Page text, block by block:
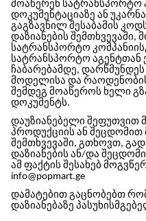
მოაწერენ სატრანსპორტო
დოკუმენტაციაზე ან
გაგზავნილ შესაბამის
დაზიანების
სატრანსპორტო
სატრანსპორტო აგენტთან
ჩაბარებამდე,
მოდელისა და
შემდეგ მოაწეროს ხელი
დოკუმენტს.
დაუზიანებელი შეფუთვით
პროდუქციის ან შეცდომით
შემთხვევაში, გთხოვთ,
დაზიანების ან/და
ამ ფაქტის შესახებ
info@popmart.ge
დამატებით გაცნობებთ
დაზიანებაზე